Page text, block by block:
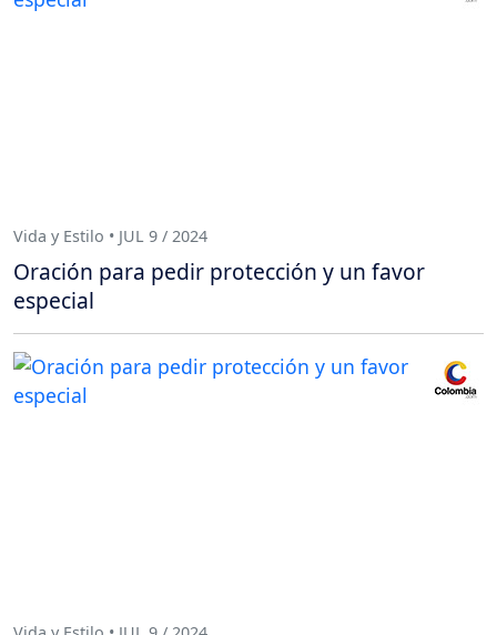
Vida y Estilo • JUL 9 / 2024
Oración para pedir protección y un favor
especial